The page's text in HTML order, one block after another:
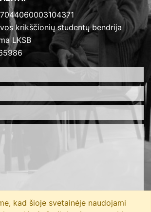
kad šioje svetainėje naudojami
krikščionių studentų bendrija
LKSB